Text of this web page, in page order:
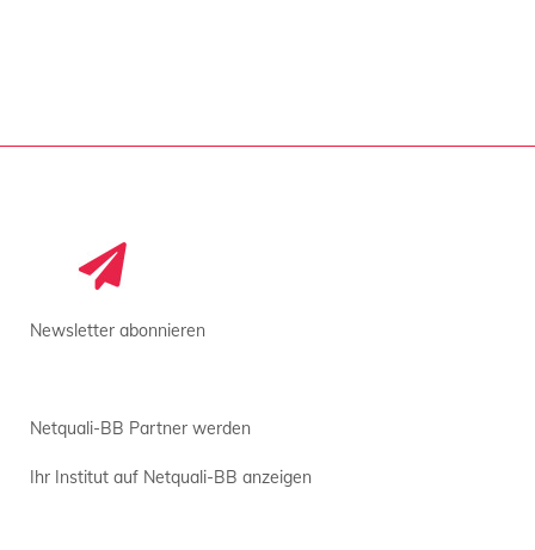
Newsletter abonnieren
Netquali-BB Partner werden
Ihr Institut auf Netquali-BB anzeigen